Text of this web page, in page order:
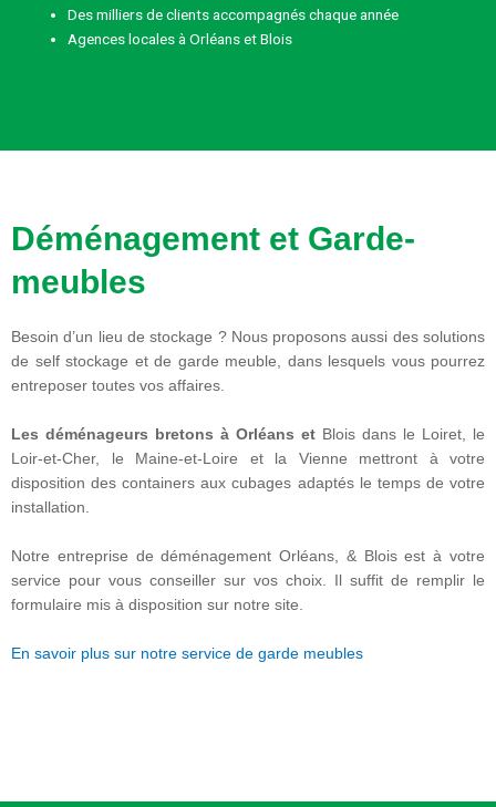
Des milliers de clients accompagnés chaque année
Agences locales à Orléans et Blois
Déménagement et Garde-
meubles
Besoin d’un lieu de stockage ? Nous proposons aussi des solutions
de self stockage et de garde meuble, dans lesquels vous pourrez
entreposer toutes vos affaires.
Les déménageurs bretons à Orléans et Blois dans le Loiret, le
Loir-et-Cher, le Maine-et-Loire et la Vienne mettront à votre
disposition des containers aux cubages adaptés le temps de votre
installation.
Notre entreprise de déménagement Orléans, & Blois est à votre
service pour vous conseiller sur vos choix. Il suffit de remplir le
formulaire mis à disposition sur notre site.
En savoir plus sur notre service de garde meubles